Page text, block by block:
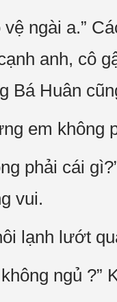
vệ ngài a.”
anh, cô
Bá Huân
em
phải cái
vui.
lạnh lướt
ngủ ?”